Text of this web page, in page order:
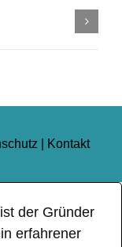
Kontakt
der Gründer
erfahrener